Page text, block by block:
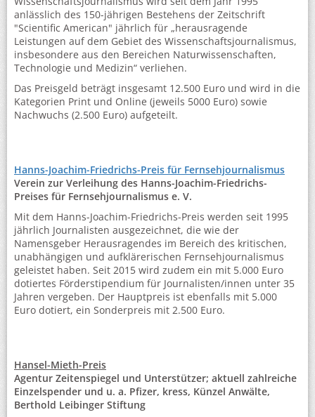
anlässlich des 150-jährigen Bestehens der Zeitschrift
"Scientific American" jährlich für „herausragende
Leistungen auf dem Gebiet des Wissenschaftsjournalismus,
insbesondere aus den Bereichen Naturwissenschaften,
Technologie und Medizin“ verliehen.
Das Preisgeld beträgt insgesamt 12.500 Euro und wird in die
Kategorien Print und Online (jeweils 5000 Euro) sowie
Nachwuchs (2.500 Euro) aufgeteilt.
Hanns-Joachim-Friedrichs-Preis für Fernsehjournalismus
Verein zur Verleihung des Hanns-Joachim-Friedrichs-
Preises für Fernsehjournalismus e. V.
Mit dem Hanns-Joachim-Friedrichs-Preis werden seit 1995
jährlich Journalisten ausgezeichnet, die wie der
Namensgeber Herausragendes im Bereich des kritischen,
unabhängigen und aufklärerischen Fernsehjournalismus
geleistet haben. Seit 2015 wird zudem ein mit 5.000 Euro
dotiertes Förderstipendium für Journalisten/innen unter 35
Jahren vergeben. Der Hauptpreis ist ebenfalls mit 5.000
Euro dotiert, ein Sonderpreis mit 2.500 Euro.
Hansel-Mieth-Preis
Agentur Zeitenspiegel und Unterstützer; aktuell zahlreiche
Einzelspender und u. a. Pfizer, kress, Künzel Anwälte,
Berthold Leibinger Stiftung